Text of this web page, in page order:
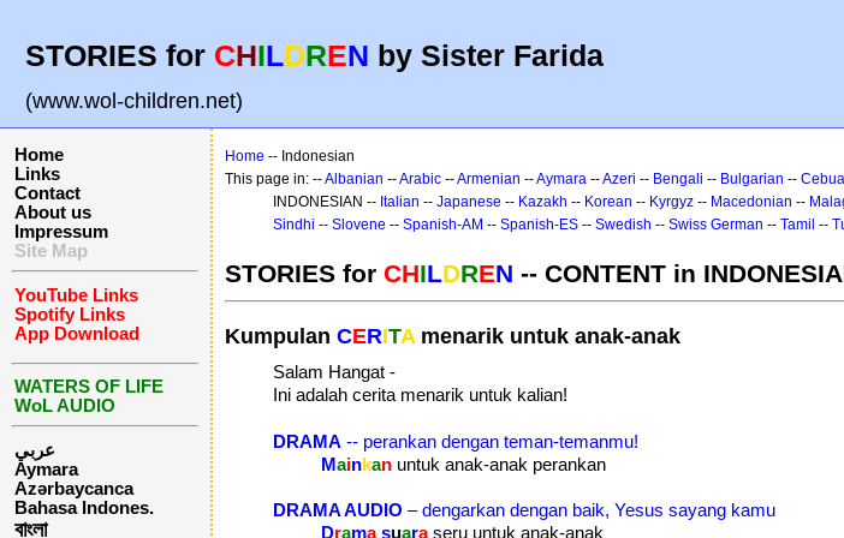
STORIES for CHILDREN by Sister Farida
(www.wol-children.net)
Home
Links
Contact
About us
Impressum
Site Map
YouTube Links
Spotify Links
App Download
WATERS OF LIFE
WoL AUDIO
عربي
Aymara
Azərbaycanca
Bahasa Indones.
বাংলা
Home -- Indonesian
This page in: --Albanian --Arabic --Armenian --Aymara --Azeri -- Bengali -- Bulgarian --
INDONESIAN -- Italian -- Japanese -- Kazakh -- Korean -- Kyrgyz -- Macedonian --
Sindhi -- Slovene -- Spanish-AM -- Spanish-ES -- Swedish -- Swiss German -- Tamil --
STORIES for CHILDREN -- CONTENT in
Kumpulan CERITAmenarik untuk anak-anak
Salam Hangat -
Ini adalah cerita menarik untuk kalian!
DRAMA -- perankan dengan teman-temanmu!
Mainkan untuk anak-anak perankan
DRAMA AUDIO – dengarkan dengan baik, Yesus sayang kamu
Dramasuaraseru untuk anak-anak